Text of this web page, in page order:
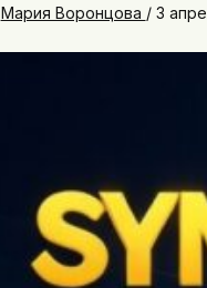
Мария Воронцова / 3